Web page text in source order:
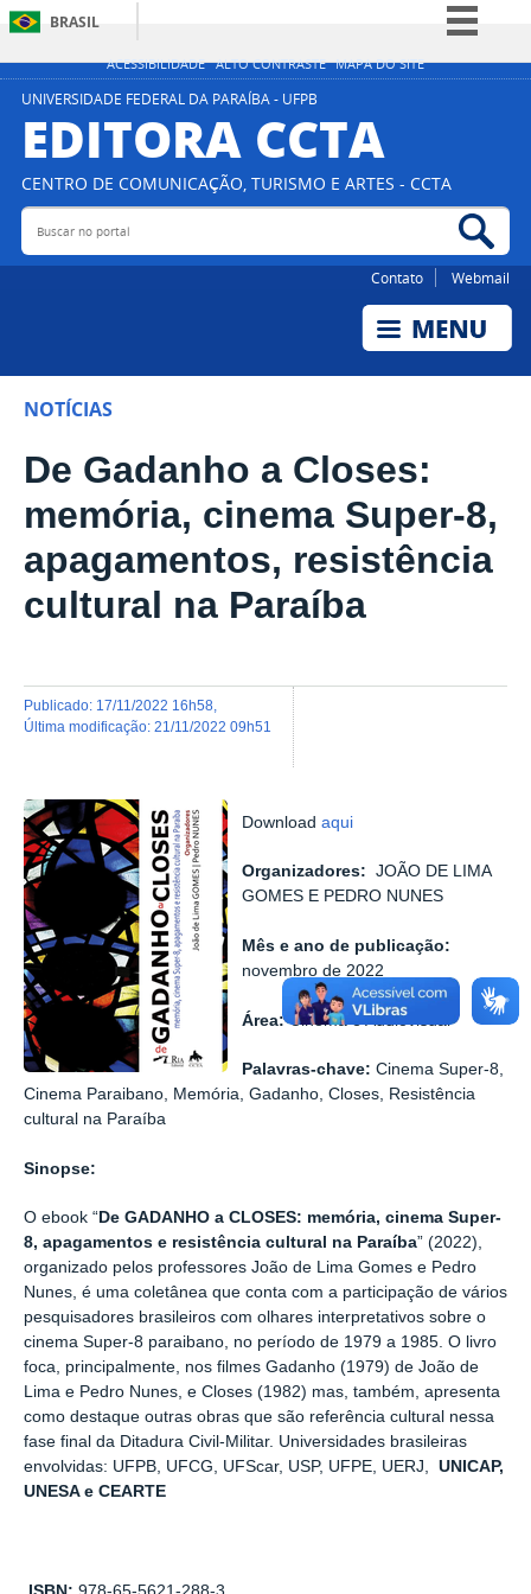
ACESSIBILIDADE ALTO CONTRASTE MAPA DO SITE
BRASIL
Simplifique!
Participe
Acesso à informação
Legislação
UNIVERSIDADE FEDERAL DA PARAÍBA - UFPB
EDITORA CCTA
CENTRO DE COMUNICAÇÃO, TURISMO E ARTES - CCTA
Buscar no portal
Contato Webmail
NOTÍCIAS
De Gadanho a Closes:
memória, cinema Super-8,
apagamentos, resistência
cultural na Paraíba
publicado: 17/11/2022 16h58
última modificação: 21/11/2022 09h51
Downloadaqui
Organizadores: JOÃO DE LIMA
GOMES E PEDRO NUNES
Mês e ano de publicação:
novembro de 2022
Área:Cinema e Audiovisual
Palavras-chave:Cinema Super-8,
Cinema Paraibano, Memória, Gadanho, Closes, Resistência
cultural na Paraíba
Sinopse:
O ebook “ De GADANHO a CLOSES: memória, cinema Super-
8, apagamentos e resistência cultural na Paraíba” (2022),
organizado pelos professores João de Lima Gomes e Pedro
Nunes, é uma coletânea que conta com a participação de vários
pesquisadores brasileiros com olhares interpretativos sobre o
cinema Super-8 paraibano, no período de 1979 a 1985. O livro
foca, principalmente, nos filmes Gadanho (1979) de João de
Lima e Pedro Nunes, e Closes (1982) mas, também, apresenta
como destaque outras obras que são referência cultural nessa
fase final da Ditadura Civil-Militar. Universidades brasileiras
envolvidas: UFPB, UFCG, UFScar, USP, UFPE, UERJ, UNICAP,
UNESA e CEARTE